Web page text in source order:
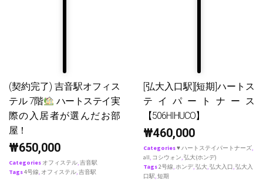
(契約完了) 吉音駅オフィス
テル 7階
ハートステイ実
際の入居者が選んだお部
屋！
₩650,000
Categories オフィステル,吉音駅
Tags4号線, オフィステル,吉音駅
[弘大入口駅][短期]ハートス
テイパートナース
【506HIHUCO】
₩460,000
Categories♥ ハートステイパートナーズ,
all, コシウォン,弘大(ホンデ)
Tags2号線,ホンデ,弘大,弘大入口,弘大入
口駅,短期